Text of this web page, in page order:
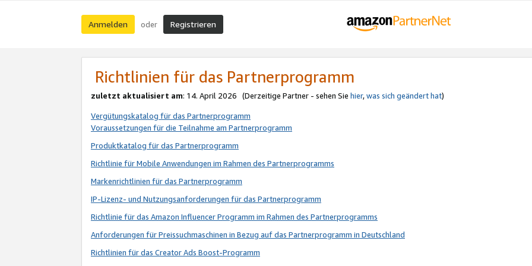
Anmelden oder Registrieren
Richtlinien für das Partnerprogramm
zuletzt aktualisiert am: 14. April 2026 (Derzeitige Partner - sehen Sie hier,was sich geändert hat)
Vergütungskatalog für das Partnerprogramm
Voraussetzungen für die Teilnahme am Partnerprogramm
Produktkatalog für das Partnerprogramm
Richtlinie für Mobile Anwendungen im Rahmen des Partnerprogramms
Markenrichtlinien für das Partnerprogramm
IP-Lizenz- und Nutzungsanforderungen für das Partnerprogramm
Richtlinie für das Amazon Influencer Programm im Rahmen des Partnerprogramms
Anforderungen für Preissuchmaschinen in Bezug auf das Partnerprogramm in Deutschland
Richtlinien für das Creator Ads Boost-Programm